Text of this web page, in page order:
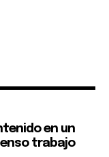
en un
trabajo